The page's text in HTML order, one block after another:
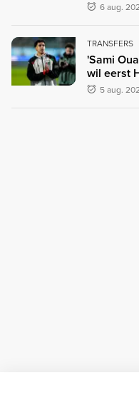
6 aug.
TRANSFERS
'Sami
wil eerst
5 aug.